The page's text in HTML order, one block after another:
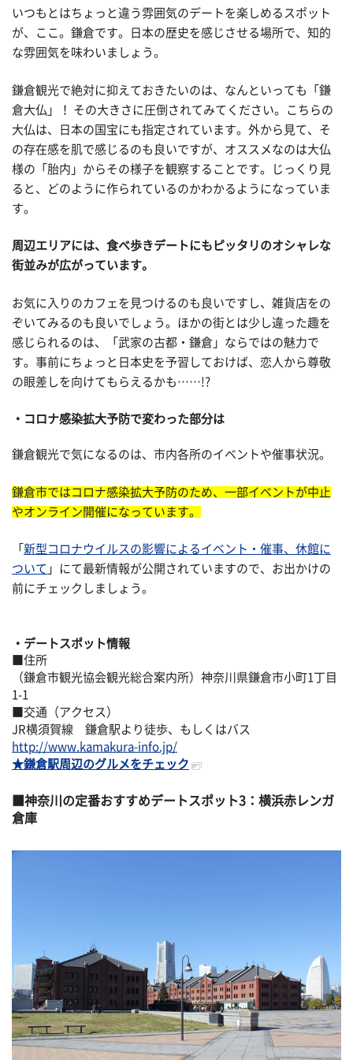
いつもとはちょっと違う雰囲気のデートを楽しめるスポット
が、ここ。鎌倉です。日本の歴史を感じさせる場所で、知的
な雰囲気を味わいましょう。
鎌倉観光で絶対に抑えておきたいのは、なんといっても「鎌
倉大仏」！ その大きさに圧倒されてみてください。こちらの
大仏は、日本の国宝にも指定されています。外から見て、そ
の存在感を肌で感じるのも良いですが、オススメなのは大仏
様の「胎内」からその様子を観察することです。じっくり見
ると、どのように作られているのかわかるようになっていま
す。
周辺エリアには、食べ歩きデートにもピッタリのオシャレな
街並みが広がっています。
お気に入りのカフェを見つけるのも良いですし、雑貨店をの
ぞいてみるのも良いでしょう。ほかの街とは少し違った趣を
感じられるのは、「武家の古都・鎌倉」ならではの魅力で
す。事前にちょっと日本史を予習しておけば、恋人から尊敬
の眼差しを向けてもらえるかも……!?
コロナ感染拡大予防で変わった部分は
鎌倉観光で気になるのは、市内各所のイベントや催事状況。
鎌倉市ではコロナ感染拡大予防のため、一部イベントが中止
やオンライン開催になっています。
「 新型コロナウイルスの影響によるイベント・催事、休館に
ついて 」にて最新情報が公開されていますので、お出かけの
前にチェックしましょう。
デートスポット情報
■住所
（鎌倉市観光協会観光総合案内所）神奈川県鎌倉市小町1丁目
1-1
■交通（アクセス）
JR横須賀線 鎌倉駅より徒歩、もしくはバス
http://www.kamakura-info.jp/
★鎌倉駅周辺のグルメをチェック
神奈川の定番おすすめデートスポット3：横浜赤レンガ
倉庫